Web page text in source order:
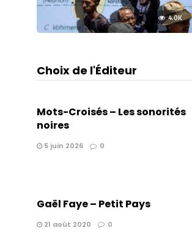
4.0K
Choix de l'Éditeur
Mots-Croisés – Les sonorités
noires
5 juin 2026 0
Gaël Faye – Petit Pays
21 août 2020 0